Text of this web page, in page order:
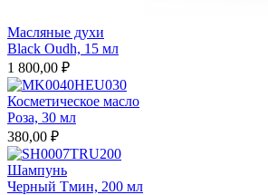
Масляные духи
Black Oudh, 15 мл
1 800,00 ₽
Косметическое масло
Роза, 30 мл
380,00 ₽
Шампунь
Черный Тмин, 200 мл